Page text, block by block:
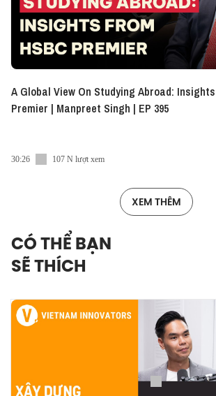
A Global View On Studying Abroad: Insights
Premier | Manpreet Singh | EP 395
30:26 107 N lượt xem
XEM THÊM
CÓ THỂ BẠN
SẼ THÍCH